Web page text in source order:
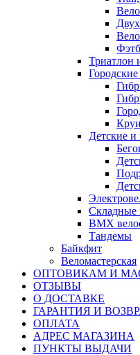
Триатлон
Детские и
Складные
BMX
Тандемы
Байкфит
Веломастерская
ОПТОВИКАМ И
ОТЗЫВЫ
О ДОСТАВКЕ
ГАРАНТИЯ И
ОПЛАТА
АДРЕС МАГАЗИНА
ПУНКТЫ ВЫДАЧИ